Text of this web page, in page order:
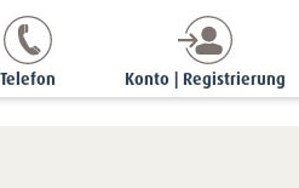
Telefon Konto | Registrierung
A6/5 quer Danksagung -